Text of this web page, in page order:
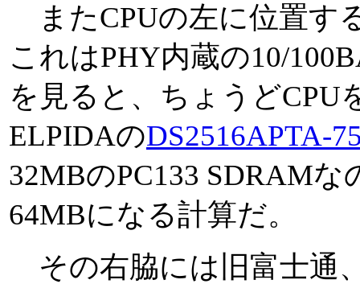
またCPUの左に位置す
これはPHY内蔵の10/
を見ると、ちょうどCPU
ELPIDAのDS2516APTA-
32MBのPC133 SDRAM
64MBになる計算だ。
その右脇には旧富士通